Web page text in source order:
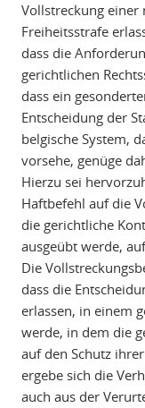
Vollstreckung
Freiheitsstrafe
dass die
gerichtlichen
dass ein
Entscheidung der
belgische System,
vorsehe, genüge
Hierzu sei
Haftbefehl auf die
die gerichtliche
ausgeübt werde,
Die
dass die
erlassen, in einem
werde, in dem die
auf den Schutz
ergebe sich die
auch aus der